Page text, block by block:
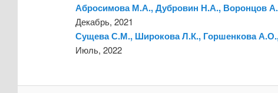
Абросимова М.А., Дубровин Н.А., Воронцов
Декабрь, 2021
Сущева С.М., Широкова Л.К., Горшенкова А.О.,
Июль, 2022